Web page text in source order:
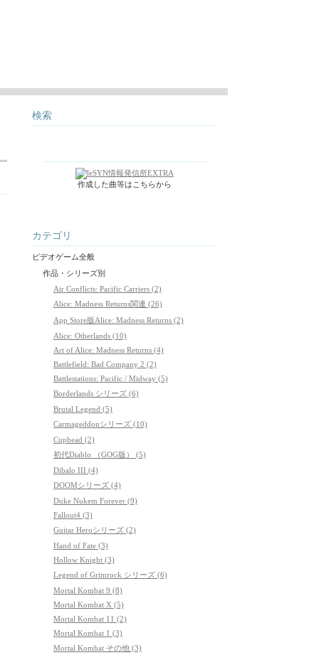
検索
作成した曲等はこちらから
カテゴリ
ビデオゲーム全般
作品・シリーズ別
Air Conflicts: Pacific Carriers (2)
Alice: Madness Returns関連 (26)
App Store版Alice: Madness Returns (2)
Alice: Otherlands (10)
Art of Alice: Madness Returns (4)
Battlefield: Bad Company 2 (2)
Battlestations: Pacific / Midway (5)
Borderlands シリーズ (6)
Brutal Legend (5)
Carmageddonシリーズ (10)
Cuphead (2)
初代Diablo （GOG版） (5)
Dibalo III (4)
DOOMシリーズ (4)
Duke Nukem Forever (9)
Fallout4 (3)
Guitar Heroシリーズ (2)
Hand of Fate (3)
Hollow Knight (3)
Legend of Grimrock シリーズ (6)
Mortal Kombat 9 (8)
Mortal Kombat X (5)
Mortal Kombat 11 (2)
Mortal Kombat 1 (3)
Mortal Kombat その他 (3)